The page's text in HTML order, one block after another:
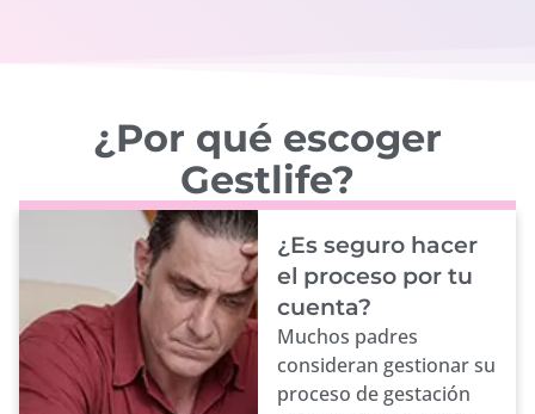
¿Por qué escoger
Gestlife?
¿Es seguro hacer
el proceso por tu
cuenta?
Muchos padres
consideran gestionar su
proceso de gestación